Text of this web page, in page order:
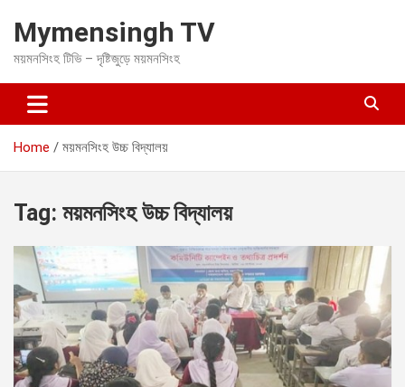
t
c
Mymensingh TV
ময়মনসিংহ টিভি – দৃষ্টিজুড়ে ময়মনসিংহ
Home ময়মনসিংহ উচ্চ বিদ্যালয়
Tag: ময়মনসিংহ উচ্চ বিদ্যালয়